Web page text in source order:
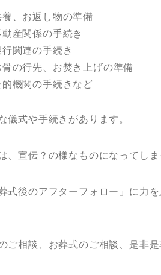
養、お返し物の準備
動産関係の手続き
行関連の手続き
骨の行先、お焚き上げの準備
的機関の手続きなど
儀式や手続きがあります。
、宣伝？の様なものになってし
葬式後のアフターフォロー」に力
ご相談、お葬式のご相談、是非